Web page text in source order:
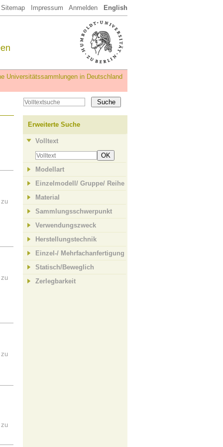
Sitemap Impressum Anmelden English
Universitätssammlungen in Deutschland
Erweiterte Suche
Volltext
OK
Modellart
Einzelmodell/ Gruppe/ Reihe
Material
Sammlungsschwerpunkt
Verwendungszweck
Herstellungstechnik
Einzel-/ Mehrfachanfertigung
Statisch/Beweglich
Zerlegbarkeit